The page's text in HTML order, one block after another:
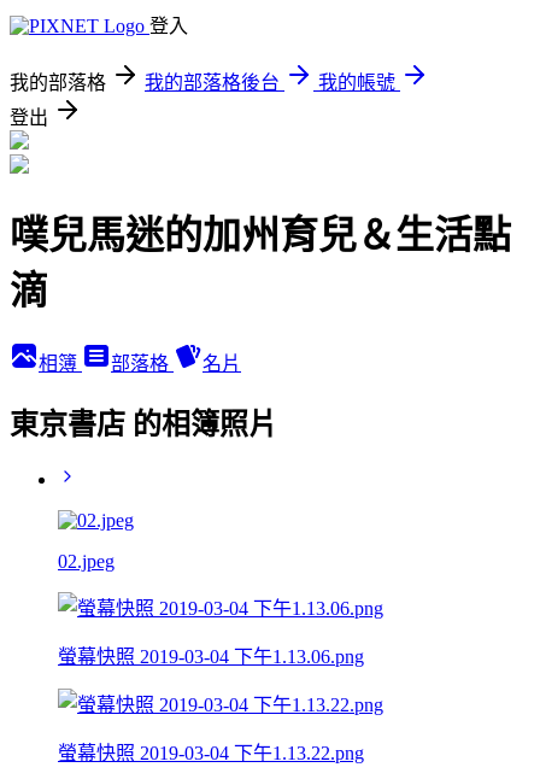
登入
我的部落格 我的部落格後台
我的帳號
登出
噗兒馬迷的加州育兒＆生活點
滴
相簿 部落格 名片
東京書店 的相簿照片
02.jpeg
螢幕快照 2019-03-04 下午1.13.06.png
螢幕快照 2019-03-04 下午1.13.22.png